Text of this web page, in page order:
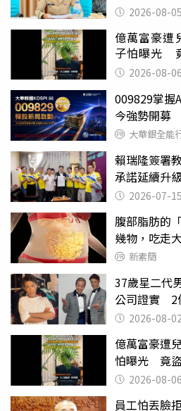
錯嗎2026-08-
億萬富豪遭
子怕曝光
戶 2026-08-
009829掌握
今強勢開募
大華銀全能
賴瑞隆簽署
承諾延續升
2026-07-15
腹部脂肪的
幾物，吃走
新素簡
37歲星二代
公司證實 2
2026-08-02
億萬富豪遭
怕曝光 竟盜
2026-08-06
員工怕丟臉